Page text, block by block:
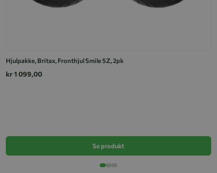
Hjulpakke, Britax, Fronthjul Smile 5Z, 2pk
kr 1 099,00
Se produkt